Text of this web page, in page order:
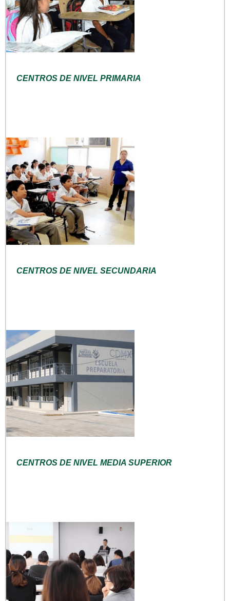
CENTROS DE NIVEL PRIMARIA
CENTROS DE NIVEL SECUNDARIA
CENTROS DE NIVEL MEDIA SUPERIOR